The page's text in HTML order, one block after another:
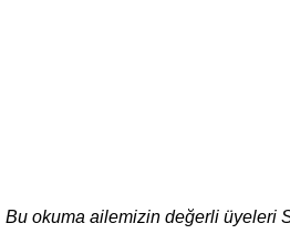
Bu okuma ailemizin değerli üyeleri